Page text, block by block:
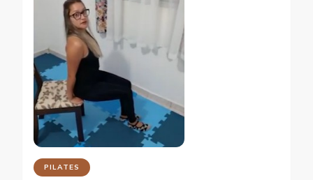
PILATES